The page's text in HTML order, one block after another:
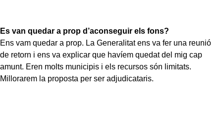
Es van quedar a prop d’aconseguir els fons?
Ens vam quedar a prop. La Generalitat ens va fer una reunió
de retorn i ens va explicar que havíem quedat del mig cap
amunt. Eren molts municipis i els recursos són limitats.
Millorarem la proposta per ser adjudicataris.